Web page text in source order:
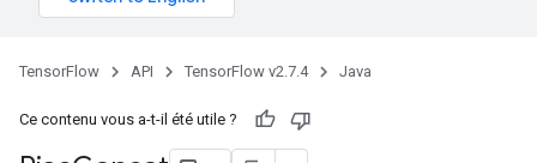
TensorFlow API TensorFlow v2.7.4 Java
Ce contenu vous a-t-il été utile ?